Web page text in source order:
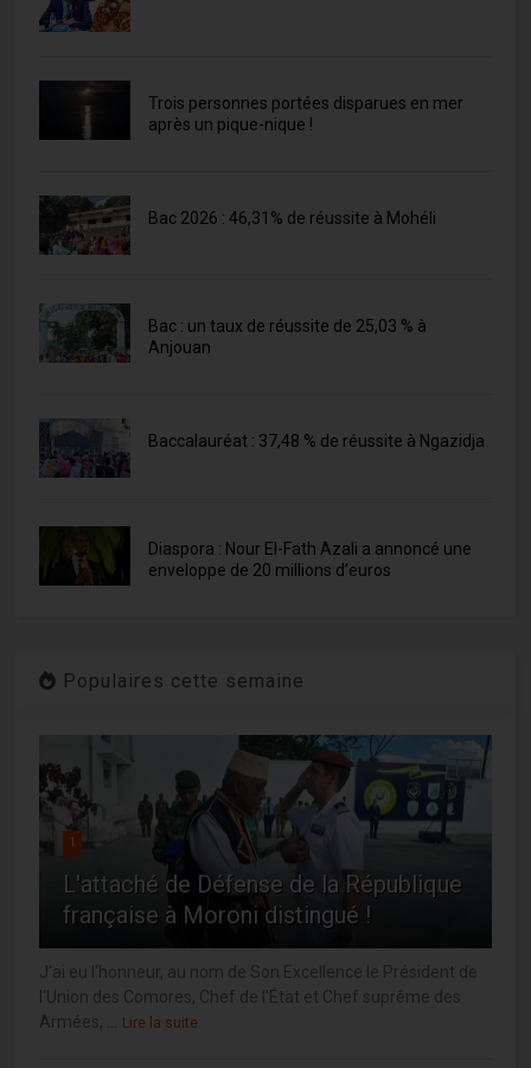
Trois personnes portées disparues en mer
après un pique-nique !
Bac 2026 : 46,31% de réussite à Mohéli
Bac : un taux de réussite de 25,03 % à
Anjouan
Baccalauréat : 37,48 % de réussite à Ngazidja
Diaspora : Nour El-Fath Azali a annoncé une
enveloppe de 20 millions d’euros
Populaires cette semaine
1
L'attaché de Défense de la République
française à Moroni distingué !
J'ai eu l'honneur, au nom de Son Excellence le Président de
l'Union des Comores, Chef de l'État et Chef suprême des
Armées, ...
Lire la suite